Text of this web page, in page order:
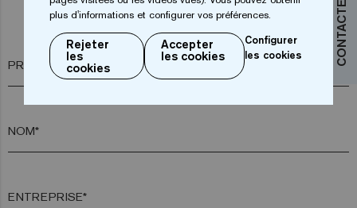
Vous souhaitez plus d’informations?
Contactez-nous
PRÉNOM*
NOM*
ENTREPRISE*
plus d'informations et configurer vos préférences.
Rejeter
les
cookies
Accepter
les cookies
Configurer
les cookies